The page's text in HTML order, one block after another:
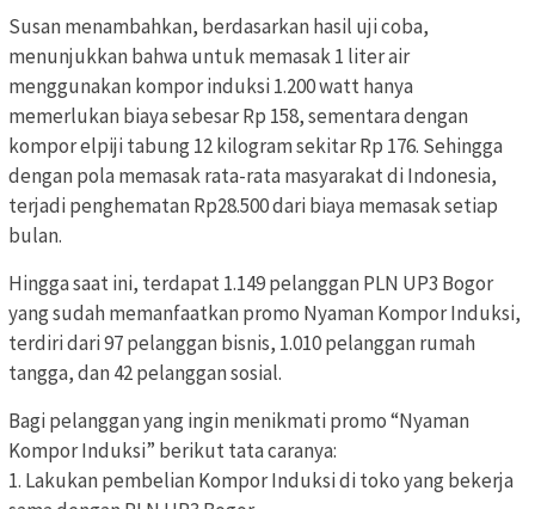
Susan menambahkan, berdasarkan hasil uji coba,
menunjukkan bahwa untuk memasak 1 liter air
menggunakan kompor induksi 1.200 watt hanya
memerlukan biaya sebesar Rp 158, sementara dengan
kompor elpiji tabung 12 kilogram sekitar Rp 176. Sehingga
dengan pola memasak rata-rata masyarakat di Indonesia,
terjadi penghematan Rp28.500 dari biaya memasak setiap
bulan.
Hingga saat ini, terdapat 1.149 pelanggan PLN UP3 Bogor
yang sudah memanfaatkan promo Nyaman Kompor Induksi,
terdiri dari 97 pelanggan bisnis, 1.010 pelanggan rumah
tangga, dan 42 pelanggan sosial.
Bagi pelanggan yang ingin menikmati promo “Nyaman
Kompor Induksi” berikut tata caranya:
1. Lakukan pembelian Kompor Induksi di toko yang bekerja